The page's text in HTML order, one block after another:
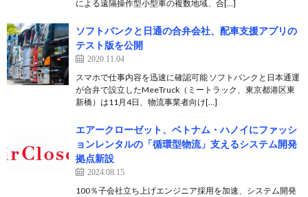
による遠隔操作型小型車の複数地域、合[…]
ソフトバンクと日通の合弁会社、配車支援アプリの
テスト版を公開
2020.11.04
スマホで仕事内容を迅速に確認可能 ソフトバンクと日本通運
が合弁で設立したMeeTruck（ミートラック、東京都港区東
新橋）は11月4日、物流事業者向け[…]
エアークローゼット、ベトナム・ハノイにファッシ
ョンレンタルの「循環型物流」支えるシステム開発
拠点新設
2024.08.15
100％子会社立ち上げエンジニア採用を加速、システム開発